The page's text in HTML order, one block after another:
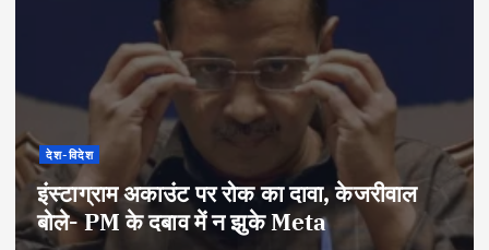
देश-विदेश
इंस्टाग्राम अकाउंट पर रोक का दावा, केजरीवाल
बोले- PM के दबाव में न झुके Meta